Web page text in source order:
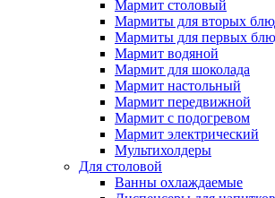
Мармит столовый
Мармиты для вторых
Мармиты для первых
Мармит водяной
Мармит для шоколада
Мармит настольный
Мармит передвижной
Мармит с подогревом
Мармит электрический
Мультихолдеры
Для столовой
Ванны охлаждаемые